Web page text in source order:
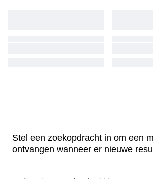
Stel een zoekopdracht in om een
ontvangen wanneer er nieuwe